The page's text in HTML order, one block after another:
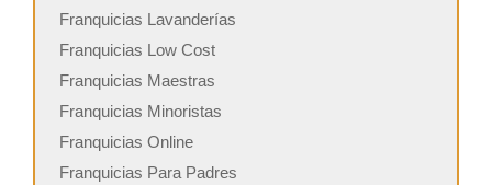
Franquicias Lavanderías
Franquicias Low Cost
Franquicias Maestras
Franquicias Minoristas
Franquicias Online
Franquicias Para Padres